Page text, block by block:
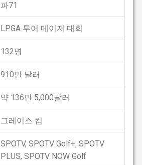
파71
LPGA 투어 메이저 대회
132명
910만 달러
약 136만 5,000달러
그레이스 킴
SPOTV, SPOTV Golf+, SPOTV
PLUS, SPOTV NOW Golf